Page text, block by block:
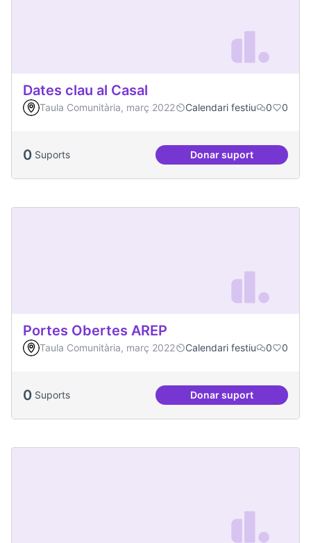
Dates clau al Casal
Taula Comunitària, març 2022 Calendari festiu 0 0
0 Suports Donar suportDates clau al Casal
Portes Obertes AREP
Taula Comunitària, març 2022 Calendari festiu 0 0
0 Suports Donar suportPortes Obertes